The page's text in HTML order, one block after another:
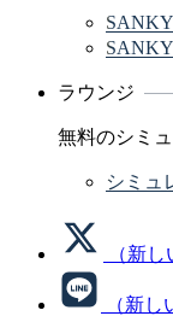
ラウンジ
無料のシミ
シミュ
（新
（新